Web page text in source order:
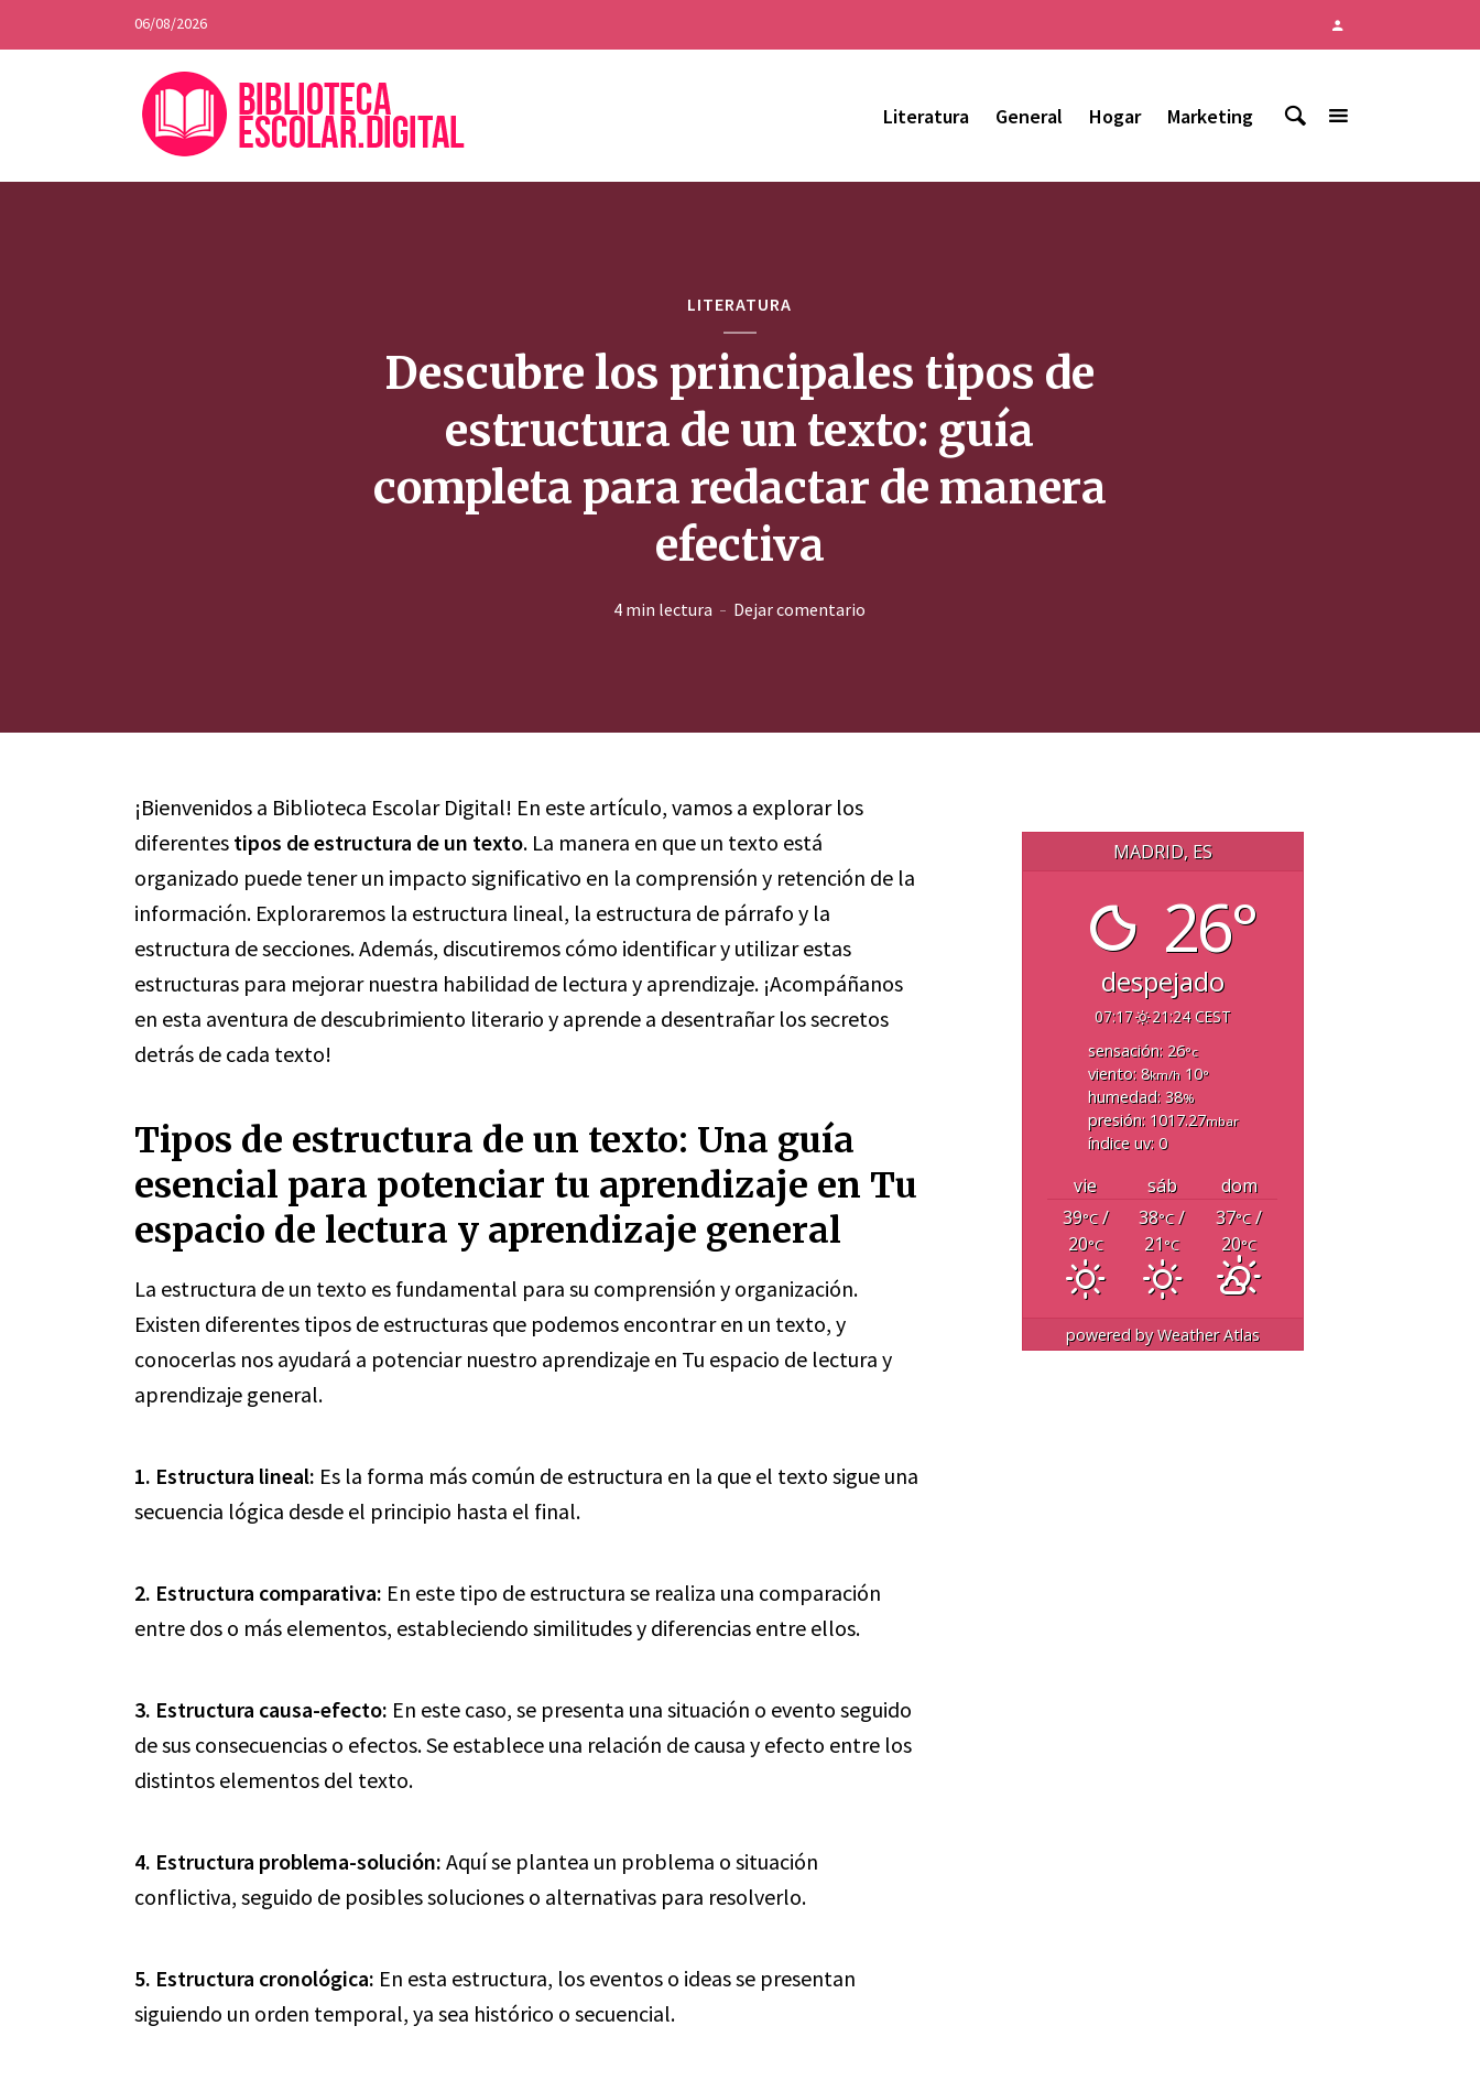
06/08/2026
Literatura General Hogar Marketing
LITERATURA
Descubre los principales tipos de
estructura de un texto: guía
completa para redactar de manera
efectiva
4 min lectura Dejar comentario
¡Bienvenidos a Biblioteca Escolar Digital! En este artículo, vamos a explorar los
diferentes tipos de estructura de un texto. La manera en que un texto está
organizado puede tener un impacto significativo en la comprensión y retención de la
información. Exploraremos la estructura lineal, la estructura de párrafo y la
estructura de secciones. Además, discutiremos cómo identificar y utilizar estas
estructuras para mejorar nuestra habilidad de lectura y aprendizaje. ¡Acompáñanos
en esta aventura de descubrimiento literario y aprende a desentrañar los secretos
detrás de cada texto!
Tipos de estructura de un texto: Una guía
esencial para potenciar tu aprendizaje en Tu
espacio de lectura y aprendizaje general
La estructura de un texto es fundamental para su comprensión y organización.
Existen diferentes tipos de estructuras que podemos encontrar en un texto, y
conocerlas nos ayudará a potenciar nuestro aprendizaje en Tu espacio de lectura y
aprendizaje general.
1. Estructura lineal: Es la forma más común de estructura en la que el texto sigue una
secuencia lógica desde el principio hasta el final.
2. Estructura comparativa: En este tipo de estructura se realiza una comparación
entre dos o más elementos, estableciendo similitudes y diferencias entre ellos.
3. Estructura causa-efecto: En este caso, se presenta una situación o evento seguido
de sus consecuencias o efectos. Se establece una relación de causa y efecto entre los
distintos elementos del texto.
4. Estructura problema-solución: Aquí se plantea un problema o situación
conflictiva, seguido de posibles soluciones o alternativas para resolverlo.
5. Estructura cronológica: En esta estructura, los eventos o ideas se presentan
siguiendo un orden temporal, ya sea histórico o secuencial.
MADRID, ES
26°
despejado
07:17
21:24 CEST
sensación: 26°c
viento: 8km/h10°
humedad: 38%
presión: 1017.27mbar
índice uv: 0
vie sáb
dom
39°C/
20°C
38°C/
21°C
37°C/
20°C
powered byWeather Atlas